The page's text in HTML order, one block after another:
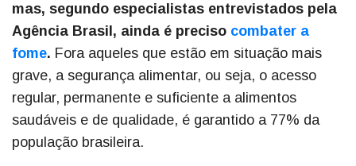
mas, segundo especialistas entrevistados pela
Agência Brasil, ainda é preciso combater a
fome. Fora aqueles que estão em situação mais
grave, a segurança alimentar, ou seja, o acesso
regular, permanente e suficiente a alimentos
saudáveis e de qualidade, é garantido a 77% da
população brasileira.